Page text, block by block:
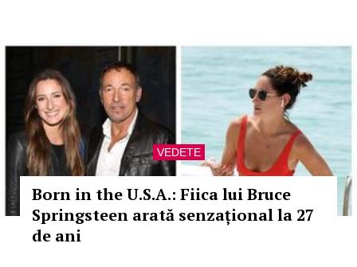
VEDETE
Born in the U.S.A.: Fiica lui Bruce
Springsteen arată senzațional la 27
de ani